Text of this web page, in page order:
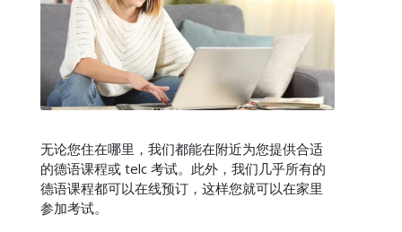
无论您住在哪里，我们都能在附近为您提供合适
的德语课程或 telc 考试。此外，我们几乎所有的
德语课程都可以在线预订，这样您就可以在家里
参加考试。